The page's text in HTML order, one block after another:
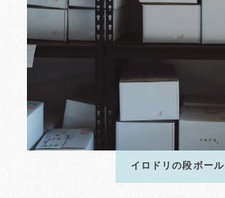
イロドリの段ボール